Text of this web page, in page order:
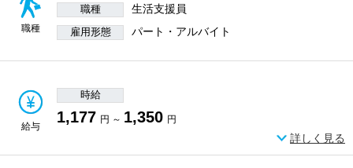
職種
職種 生活支援員
雇用形態 パート・アルバイト
給与
時給
1,177 円 ～ 1,350 円
詳しく見る